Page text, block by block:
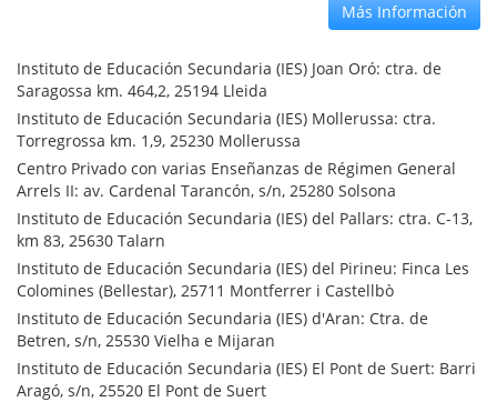
Más Información
Instituto de Educación Secundaria (IES) Joan Oró: ctra. de
Saragossa km. 464,2, 25194 Lleida
Instituto de Educación Secundaria (IES) Mollerussa: ctra.
Torregrossa km. 1,9, 25230 Mollerussa
Centro Privado con varias Enseñanzas de Régimen General
Arrels II: av. Cardenal Tarancón, s/n, 25280 Solsona
Instituto de Educación Secundaria (IES) del Pallars: ctra. C-13,
km 83, 25630 Talarn
Instituto de Educación Secundaria (IES) del Pirineu: Finca Les
Colomines (Bellestar), 25711 Montferrer i Castellbò
Instituto de Educación Secundaria (IES) d'Aran: Ctra. de
Betren, s/n, 25530 Vielha e Mijaran
Instituto de Educación Secundaria (IES) El Pont de Suert: Barri
Aragó, s/n, 25520 El Pont de Suert